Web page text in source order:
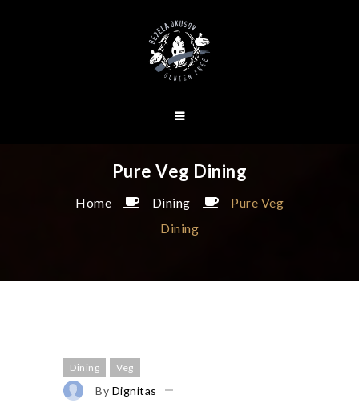
Pure Veg Dining
Home Dining
Pure Veg
Dining
Dining Veg
By Dignitas